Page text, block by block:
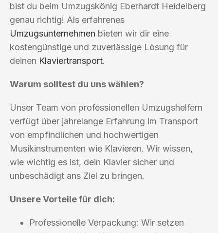
bist du beim Umzugskönig Eberhardt Heidelberg
genau richtig! Als erfahrenes
Umzugsunternehmen bieten wir dir eine
kostengünstige und zuverlässige Lösung für
deinen Klaviertransport.
Warum solltest du uns wählen?
Unser Team von professionellen Umzugshelfern
verfügt über jahrelange Erfahrung im Transport
von empfindlichen und hochwertigen
Musikinstrumenten wie Klavieren. Wir wissen,
wie wichtig es ist, dein Klavier sicher und
unbeschädigt ans Ziel zu bringen.
Unsere Vorteile für dich:
Professionelle Verpackung: Wir setzen